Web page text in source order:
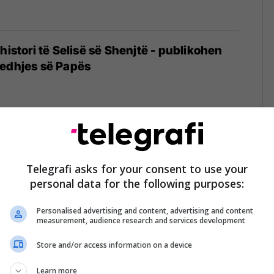
të Selisë së Shenjtë - publikohen
së Papës
falje Zotit në meshën e parë në
frikë të thotë të vërtetën: Leo XIV dënoi
dhe JD Vance ndaj migrantëve
Telegrafi asks for your consent to use your
personal data for the following purposes:
Personalised advertising and content, advertising and content
measurement, audience research and services development
Store and/or access information on a device
Learn more